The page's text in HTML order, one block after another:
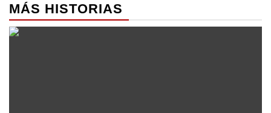
MÁS HISTORIAS